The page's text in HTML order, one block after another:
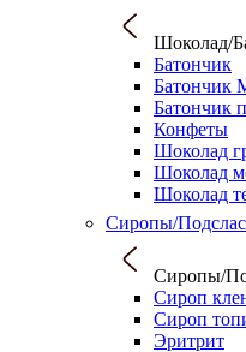
Шоколад/
Батончик
Батончик
Батончик
Конфеты
Шоколад
Шоколад
Шоколад
Сиропы/
Сиропы/
Сироп
Сироп
Эритрит